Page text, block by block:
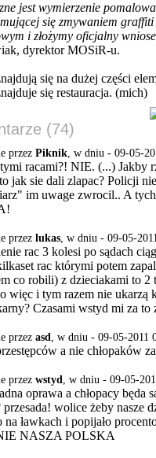
jest wymierzenie
się zmywaniem
i złożymy oficjalny
dyrektor MOSiR-u.
się na dużej części
się restauracja. (mich)
(74)
przez Piknik, w dniu - 09-05-
racami?! NIE. (...) Jakby
jak sie dali zlapac? Policji
im uwage zwrocil.. A
przez lukas, w dniu - 09-05-
rac 3 kolesi po sądach
rac którymi potem
co robili) z dzieciakami to
więc i tym razem nie
Czasami wstyd mi za to
przez asd, w dniu - 09-05-2011
a nie chłopaków
przez wstyd, w dniu - 09-05-
oprawa a chłopacy
przesada! wolice żeby nasze
na ławkach i popijało
NASZA POLSKA